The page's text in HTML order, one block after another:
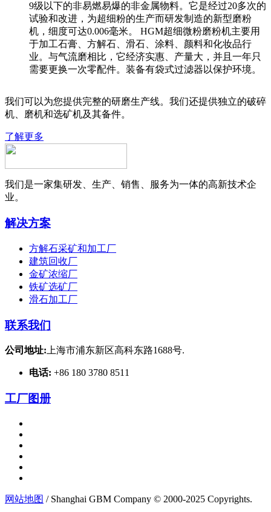
9级以下的非易燃易爆的非金属物料。它是经过20多次的
试验和改进，为超细粉的生产而研发制造的新型磨粉
机，细度可达0.006毫米。 HGM超细微粉磨粉机主要用
于加工石膏、方解石、滑石、涂料、颜料和化妆品行
业。与气流磨相比，它经济实惠、产量大，并且一年只
需要更换一次零配件。装备有袋式过滤器以保护环境。
我们可以为您提供完整的研磨生产线。我们还提供独立的破碎
机、磨机和选矿机及其备件。
了解更多
我们是一家集研发、生产、销售、服务为一体的高新技术企
业。
解决方案
方解石采矿和加工厂
建筑回收厂
金矿浓缩厂
铁矿选矿厂
滑石加工厂
联系我们
公司地址: 上海市浦东新区高科东路1688号.
电话: +86 180 3780 8511
工厂图册
网站地图 / Shanghai GBM Company © 2000-2025 Copyrights.